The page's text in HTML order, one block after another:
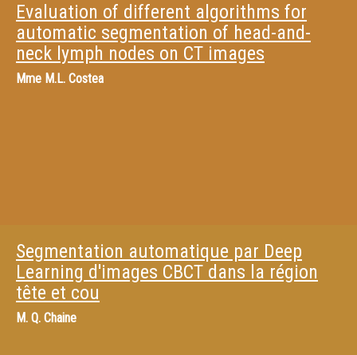
Evaluation of different algorithms for
automatic segmentation of head-and-
neck lymph nodes on CT images
Mme M.L. Costea
Segmentation automatique par Deep
Learning d'images CBCT dans la région
tête et cou
M. Q. Chaine